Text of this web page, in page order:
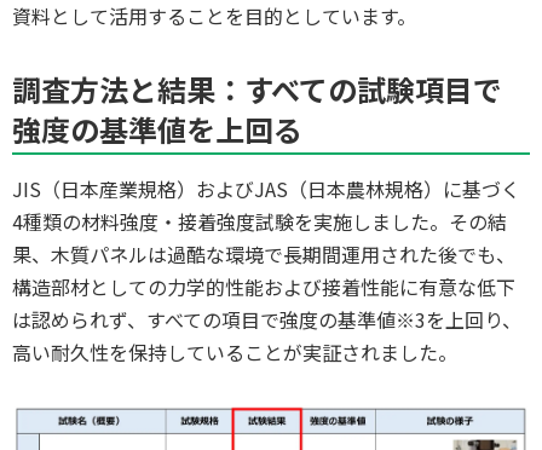
資料として活用することを目的としています。
調査方法と結果：すべての試験項目で
強度の基準値を上回る
JIS（日本産業規格）およびJAS（日本農林規格）に基づく
4種類の材料強度・接着強度試験を実施しました。その結
果、木質パネルは過酷な環境で長期間運用された後でも、
構造部材としての力学的性能および接着性能に有意な低下
は認められず、すべての項目で強度の基準値※3を上回り、
高い耐久性を保持していることが実証されました。